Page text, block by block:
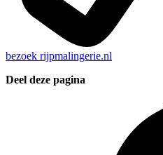
bezoek rijpmalingerie.nl
Deel deze pagina